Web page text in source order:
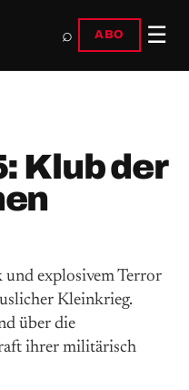
⌕ ABO ☰
Klub der
explosivem Terror
Kleinkrieg.
über die
ihrer militärisch